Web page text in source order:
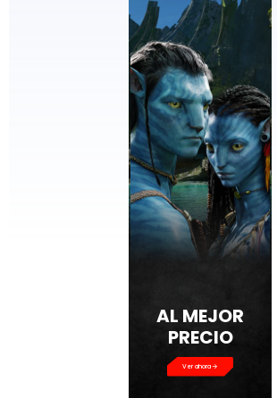
AL MEJOR
PRECIO
Ver ahora